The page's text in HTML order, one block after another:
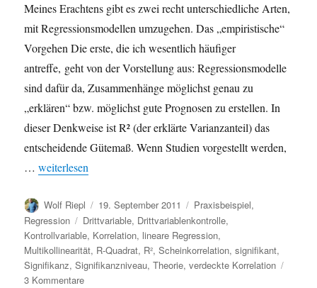
Meines Erachtens gibt es zwei recht unterschiedliche Arten,
mit Regressionsmodellen umzugehen. Das „empiristische“
Vorgehen Die erste, die ich wesentlich häufiger
antreffe, geht von der Vorstellung aus: Regressionsmodelle
sind dafür da, Zusammenhänge möglichst genau zu
„erklären“ bzw. möglichst gute Prognosen zu erstellen. In
dieser Denkweise ist R² (der erklärte Varianzanteil) das
entscheidende Gütemaß. Wenn Studien vorgestellt werden,
…„Regressionsmodelle: R², Zielsetzung / Denkmodelle“
weiterlesen
Autor
Wolf Riepl
Veröffentlicht
am
19. September 2011 Kategorien
Praxisbeispiel,
Regression
Schlagwörter
Drittvariable, Drittvariablenkontrolle,
Kontrollvariable, Korrelation, lineare Regression,
Multikollinearität, R-Quadrat, R²,Scheinkorrelation,signifikant,
Signifikanz,Signifikanzniveau,Theorie,verdeckte Korrelation
3 Kommentarezu